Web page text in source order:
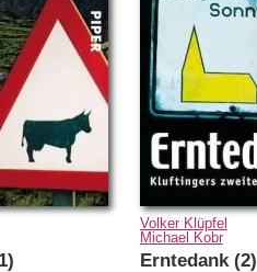
Volker Klüpfel
Michael Kobr
Erntedank (2)